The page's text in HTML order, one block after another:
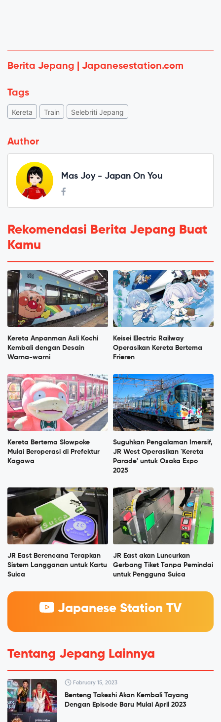
Berita Jepang | Japanesestation.com
Tags
Kereta Train Selebriti Jepang
Author
Mas Joy - Japan On You
Rekomendasi Berita Jepang Buat
Kamu
Kereta Anpanman Asli Kochi
Kembali dengan Desain
Warna-warni
Keisei Electric Railway
Operasikan Kereta Bertema
Frieren
Kereta Bertema Slowpoke
Mulai Beroperasi di Prefektur
Kagawa
Suguhkan Pengalaman Imersif,
JR West Operasikan 'Kereta
Parade' untuk Osaka Expo
2025
JR East Berencana Terapkan
Sistem Langganan untuk Kartu
Suica
JR East akan Luncurkan
Gerbang Tiket Tanpa Pemindai
untuk Pengguna Suica
Japanese Station TV
Tentang Jepang Lainnya
February 15, 2023
Benteng Takeshi Akan Kembali Tayang
Dengan Episode Baru Mulai April 2023